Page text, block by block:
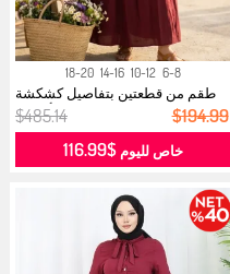
6-8
10-12
14-16
18-20
طقم من قطعتين بتفاصيل كشكشة
وأزرار ...
$485.14 $194.99
خاص لليوم$116.99